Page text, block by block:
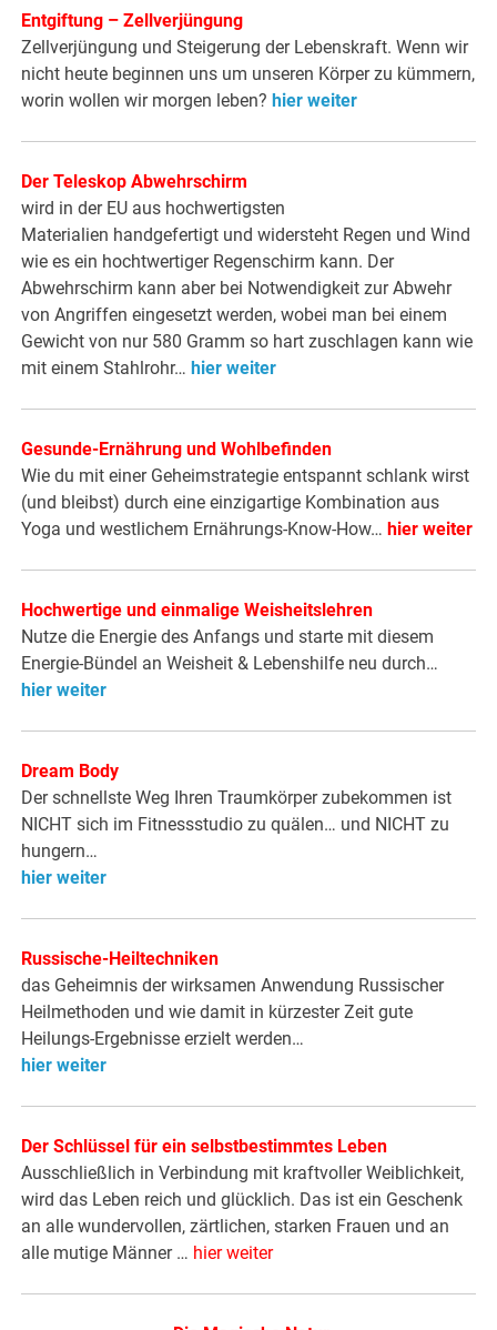
Entgiftung – Zellverjüngung
Zellverjüngung und Steigerung der Lebenskraft. Wenn wir
nicht heute beginnen uns um unseren Körper zu kümmern,
worin wollen wir morgen leben? hier weiter
Der Teleskop Abwehrschirm
wird in der EU aus hochwertigsten
Materialien handgefertigt und widersteht Regen und Wind
wie es ein hochtwertiger Regenschirm kann. Der
Abwehrschirm kann aber bei Notwendigkeit zur Abwehr
von Angriffen eingesetzt werden, wobei man bei einem
Gewicht von nur 580 Gramm so hart zuschlagen kann wie
mit einem Stahlrohr… hier weiter
Gesunde-Ernährung und Wohlbefinden
Wie du mit einer Geheimstrategie entspannt schlank wirst
(und bleibst) durch eine einzigartige Kombination aus
Yoga und westlichem Ernährungs-Know-How… hier weiter
Hochwertige und einmalige Weisheitslehren
Nutze die Energie des Anfangs und starte mit diesem
Energie-Bündel an Weisheit & Lebenshilfe neu durch…
hier weiter
Dream Body
Der schnellste Weg Ihren Traumkörper zubekommen ist
NICHT sich im Fitnessstudio zu quälen… und NICHT zu
hungern…
hier weiter
Russische-Heiltechniken
das Geheimnis der wirksamen Anwendung Russischer
Heilmethoden und wie damit in kürzester Zeit gute
Heilungs-Ergebnisse erzielt werden…
hier weiter
Der Schlüssel für ein selbstbestimmtes Leben
Ausschließlich in Verbindung mit kraftvoller Weiblichkeit,
wird das Leben reich und glücklich. Das ist ein Geschenk
an alle wundervollen, zärtlichen, starken Frauen und an
alle mutige Männer … hier weiter